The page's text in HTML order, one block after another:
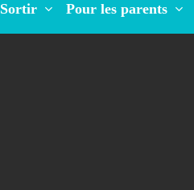
Sortir Pour les parents